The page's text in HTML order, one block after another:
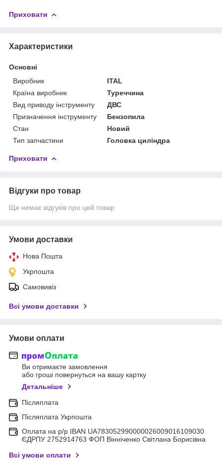
Приховати
Характеристики
Основні
Виробник
ITAL
Країна виробник
Туреччина
Вид приводу інструменту
ДВС
Призначення інструменту
Бензопила
Стан
Новий
Тип запчастини
Головка циліндра
Приховати
Відгуки про товар
Ще немає відгуків про цей товар
Умови доставки
Нова Пошта
Укрпошта
Самовивіз
Всі умови доставки
Умови оплати
Ви отримаєте замовлення
або гроші повернуться на вашу картку
Детальніше
Післяплата
Післяплата Укрпошта
Оплата на р/р IBAN UA783052990000026009016109030
ЄДРПУ 2752914763 ФОП Вінніченко Світлана Борисівна
Всі умови оплати